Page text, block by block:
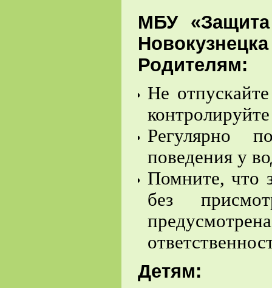
МБУ
Родителям:
Не
Регулярно
поведения у
Помните, что
без
Детям: